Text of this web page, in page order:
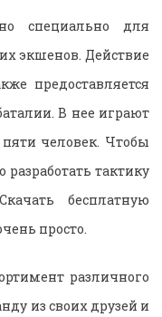
специально для
экшенов. Действие
предоставляется
В нее играют
человек. Чтобы
тактику
бесплатную
просто.
различного
из своих друзей и